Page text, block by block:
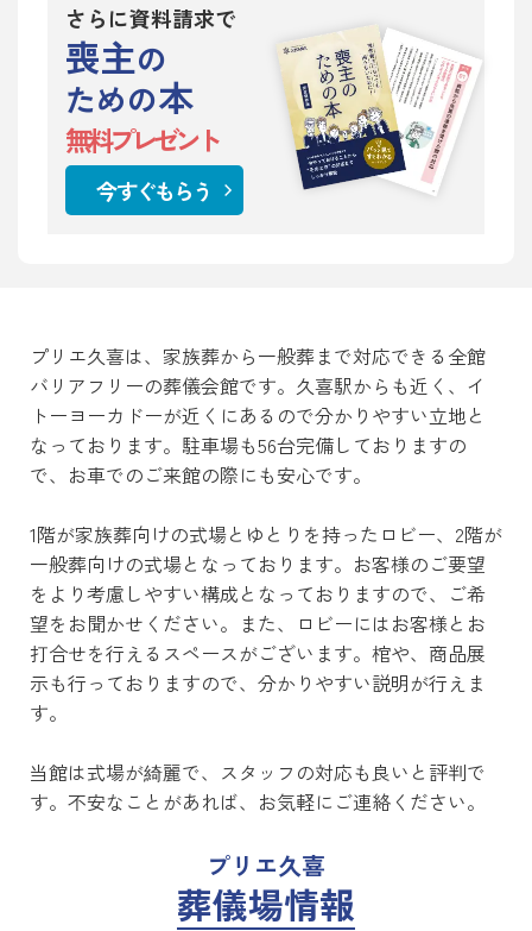
さらに資料請求で
喪主の
ための本
無料プレゼント
今すぐもらう
プリエ久喜は、家族葬から一般葬まで対応できる全館
バリアフリーの葬儀会館です。久喜駅からも近く、イ
トーヨーカドーが近くにあるので分かりやすい立地と
なっております。駐車場も56台完備しておりますの
で、お車でのご来館の際にも安心です。
1階が家族葬向けの式場とゆとりを持ったロビー、2階が
一般葬向けの式場となっております。お客様のご要望
をより考慮しやすい構成となっておりますので、ご希
望をお聞かせください。また、ロビーにはお客様とお
打合せを行えるスペースがございます。棺や、商品展
示も行っておりますので、分かりやすい説明が行えま
す。
当館は式場が綺麗で、スタッフの対応も良いと評判で
す。不安なことがあれば、お気軽にご連絡ください。
プリエ久喜
葬儀場情報